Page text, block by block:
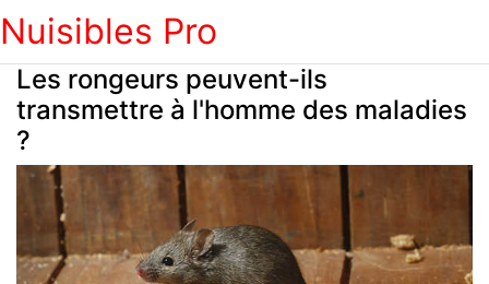
Nuisibles Pro
Les rongeurs peuvent-ils
transmettre à l'homme des maladies
?